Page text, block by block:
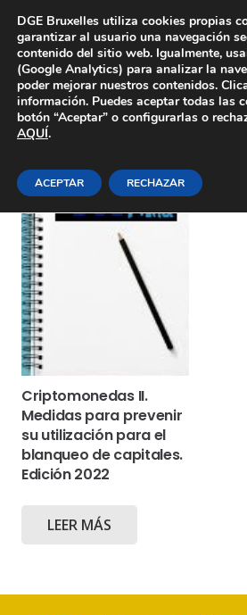
19 de octubre de
Criptomonedas II.
Medidas para prevenir
su utilización para el
blanqueo de capitales.
Edición 2022
LEER MÁS
DGE Bruxelles utiliza cookies propias
garantizar al usuario una navegación
contenido del sitio web. Igualmente,
(Google Analytics) para analizar la
poder mejorar nuestros contenidos.
información. Puedes aceptar todas las
botón “Aceptar” o configurarlas o
AQUÍ.
ACEPTAR RECHAZAR